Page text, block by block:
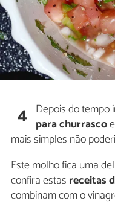
4 Depois do tempo
para churrasco
mais simples não
Este molho fica uma
confira estas receitas
combinam com o